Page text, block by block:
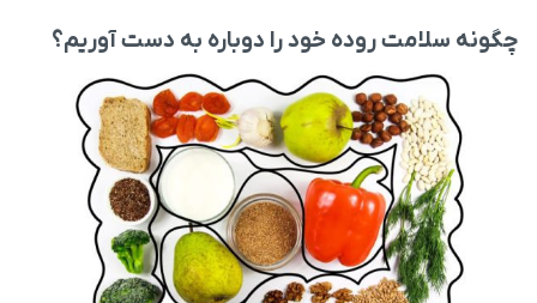
چگونه سلامت روده خود را دوباره به دست آوریم؟